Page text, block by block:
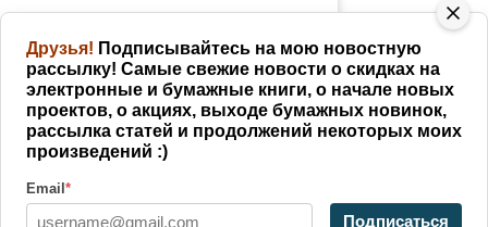
Партнерам 228 RUB
как заработать
КУПИТЬ
Поделиться
Друзья! Подписывайтесь на мою новостную
рассылку! Самые свежие новости о скидках на
электронные и бумажные книги, о начале новых
проектов, о акциях, выходе бумажных новинок,
рассылка статей и продолжений некоторых моих
произведений :)
Email *
Подписаться
Writer WordPress Theme By VWThemes